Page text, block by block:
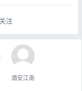
关注
酒安江南